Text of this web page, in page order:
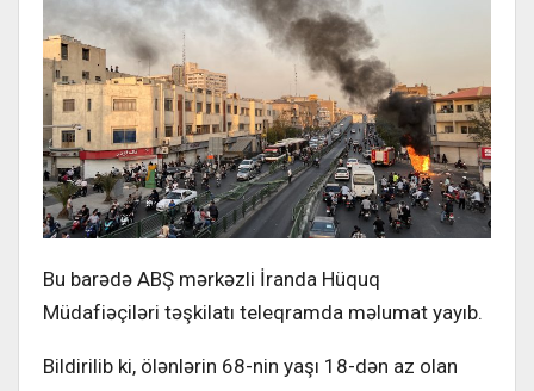
Bu barədə ABŞ mərkəzli İranda Hüquq
Müdafiəçiləri təşkilatı teleqramda məlumat yayıb.
Bildirilib ki, ölənlərin 68-nin yaşı 18-dən az olan